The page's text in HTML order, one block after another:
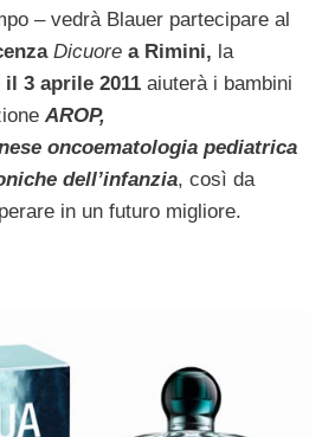
– vedrà Blauer partecipare al
Dicuore a Rimini, la
il 3 aprile 2011 aiuterà i bambini
AROP,
oncoematologia pediatrica
dell’infanzia, così da
in un futuro migliore.